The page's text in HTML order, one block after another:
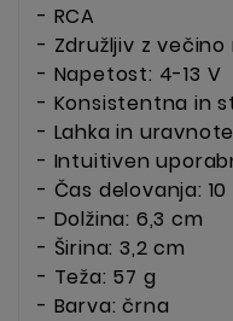
- RCA
- Združljiv z
- Napetost: 4-13 V
- Konsistentna in
- Lahka in
- Intuitiven
- Čas delovanja: 10
- Dolžina: 6,3 cm
- Širina: 3,2 cm
- Teža: 57 g
- Barva: črna